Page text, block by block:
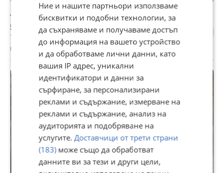
Лагери, семерини, части за пловдивски мотоблок
56,75 €
110,99 лв
гр. Горна Оряховица, Велико Търново, 28 юли
Ние и нашите партньори използваме
бисквитки и подобни технологии, за
да съхраняваме и получаваме достъп
до информация на вашето устройство
и да обработваме лични данни, като
вашия IP адрес, уникални
идентификатори и данни за
сърфиране, за персонализирани
реклами и съдържание, измерване на
реклами и съдържание, анализ на
аудиторията и подобряване на
услугите.Доставчици от трети страни
(183)може също да обработват
данните ви за тези и други цели,